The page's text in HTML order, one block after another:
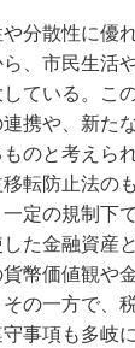
分散性に優
、市民生活
ている。こ
携や、新た
のと考えら
転防止法の
定の規制下
た金融資産
幣価値観や
の一方で、
事項も多岐に